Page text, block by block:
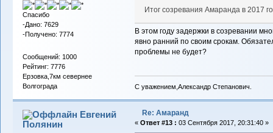
Спасибо
-Дано: 7629
-Получено: 7774
Сообщений: 1000
Рейтинг: 7776
Ерзовка,7км севернее
Волгограда
Итог созревания Амаранда в 2017
В этом году задержки в созревании
явно ранний по своим срокам.
проблемы не будет?
С уважением,Александр Степанович.
Евгений
Полянин
Re: Амаранд
« Ответ #13 : 03 Сентября 2017, 20:31:40 »